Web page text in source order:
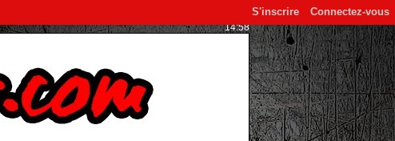
Connectez-vous
S'inscrire
14:58